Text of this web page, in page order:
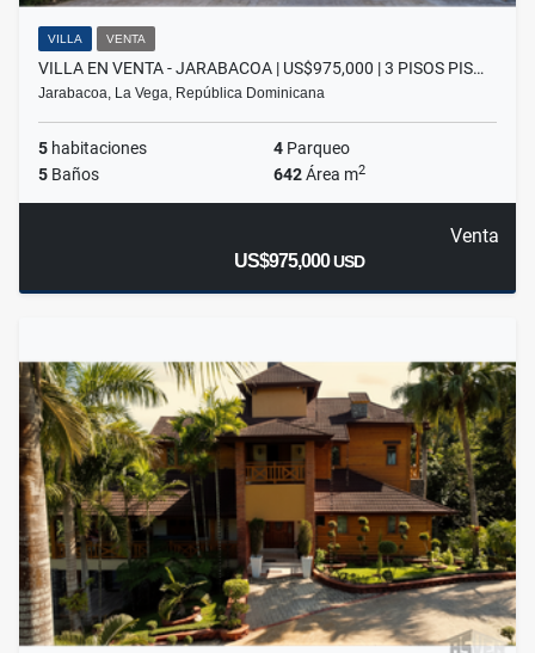
VILLA VENTA
VILLA EN VENTA - JARABACOA | US$975,000 | 3 PISOS PIS…
Jarabacoa, La Vega, República Dominicana
5 habitaciones 4 Parqueo
5 Baños 642Área m2
Venta
US$975,000USD